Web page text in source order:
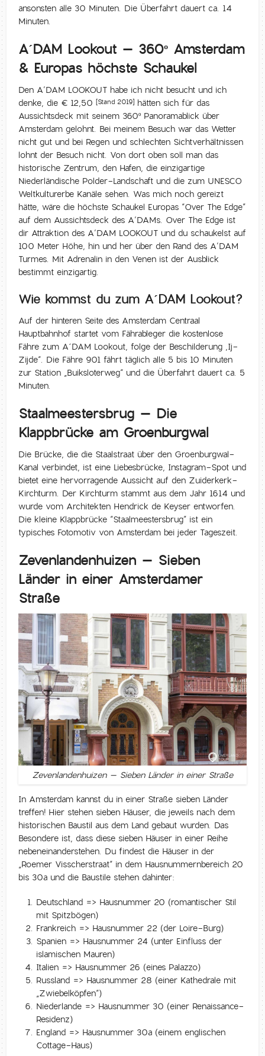
ansonsten alle 30 Minuten. Die Überfahrt dauert ca. 14
Minuten.
A´DAM Lookout – 360º Amsterdam
& Europas höchste Schaukel
Den A’DAM LOOKOUT habe ich nicht besucht und ich
denke, die € 12,50 [Stand 2019]
hätten sich für das
Aussichtsdeck mit seinem 360º Panoramablick über
Amsterdam gelohnt. Bei meinem Besuch war das Wetter
nicht gut und bei Regen und schlechten Sichtverhältnissen
lohnt der Besuch nicht. Von dort oben soll man das
historische Zentrum, den Hafen, die einzigartige
Niederländische Polder-Landschaft und die zum UNESCO
Weltkulturerbe Kanäle sehen. Was mich noch gereizt
hätte, wäre die höchste Schaukel Europas “Over The Edge”
auf dem Aussichtsdeck des A’DAMs. Over The Edge ist
dir Attraktion des A’DAM LOOKOUT und du schaukelst auf
100 Meter Höhe, hin und her über den Rand des A’DAM
Turmes. Mit Adrenalin in den Venen ist der Ausblick
bestimmt einzigartig.
Wie kommst du zum A´DAM Lookout?
Auf der hinteren Seite des Amsterdam Centraal
Hauptbahnhof startet vom Fährableger die kostenlose
Fähre zum A´DAM Lookout, folge der Beschilderung ‚Ij-
Zijde“. Die Fähre 901 fährt täglich alle 5 bis 10 Minuten
zur Station „Buiksloterweg“ und die Überfahrt dauert ca. 5
Minuten.
Staalmeestersbrug – Die
Klappbrücke am Groenburgwal
Die Brücke, die die Staalstraat über den Groenburgwal-
Kanal verbindet, ist eine Liebesbrücke, Instagram-Spot und
bietet eine hervorragende Aussicht auf den Zuiderkerk-
Kirchturm. Der Kirchturm stammt aus dem Jahr 1614 und
wurde vom Architekten Hendrick de Keyser entworfen.
Die kleine Klappbrücke “Staalmeestersbrug” ist ein
typisches Fotomotiv von Amsterdam bei jeder Tageszeit.
Zevenlandenhuizen – Sieben
Länder in einer Amsterdamer
Straße
Zevenlandenhuizen – Sieben Länder in einer Straße
In Amsterdam kannst du in einer Straße sieben Länder
treffen! Hier stehen sieben Häuser, die jeweils nach dem
historischen Baustil aus dem Land gebaut wurden. Das
Besondere ist, dass diese sieben Häuser in einer Reihe
nebeneinanderstehen. Du findest die Häuser in der
„Roemer Visscherstraat“ in dem Hausnummernbereich 20
bis 30a und die Baustile stehen dahinter:
Deutschland => Hausnummer 20 (romantischer Stil
mit Spitzbögen)
Frankreich => Hausnummer 22 (der Loire-Burg)
Spanien => Hausnummer 24 (unter Einfluss der
islamischen Mauren)
Italien => Hausnummer 26 (eines Palazzo)
Russland => Hausnummer 28 (einer Kathedrale mit
„Zwiebelköpfen“)
Niederlande => Hausnummer 30 (einer Renaissance-
Residenz)
England => Hausnummer 30a (einem englischen
Cottage-Haus)